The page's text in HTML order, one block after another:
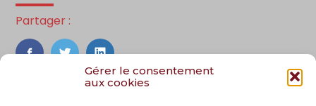
Gérer le consentement
aux cookies
Partager :
FaceBook
TwitterLinkedIn